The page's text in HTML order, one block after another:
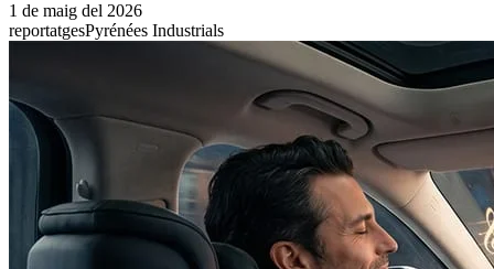
1 de maig del 2026
reportatgesPyrénées Industrials